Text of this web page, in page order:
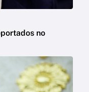
no